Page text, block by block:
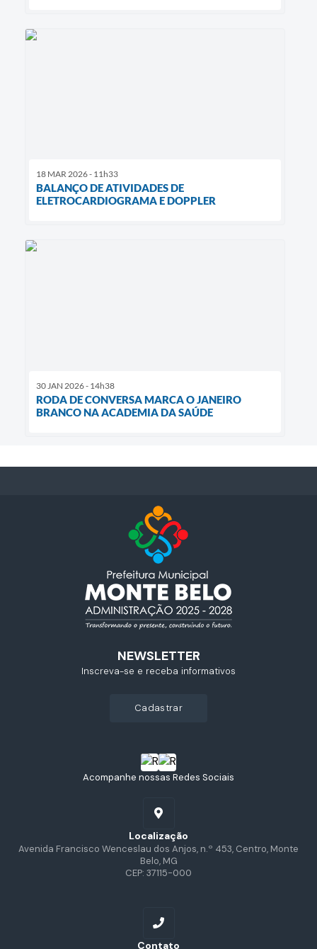
18 MAR 2026 - 11h33
BALANÇO DE ATIVIDADES DE
ELETROCARDIOGRAMA E DOPPLER
30 JAN 2026 - 14h38
RODA DE CONVERSA MARCA O JANEIRO
BRANCO NA ACADEMIA DA SAÚDE
Acompanhe nossas Redes Sociais
Localização
Avenida Francisco Wenceslau dos Anjos, n.º 453, Centro, Monte
Belo, MG
CEP: 37115-000
Contato
NEWSLETTER
Inscreva-se e receba informativos
cadastrar